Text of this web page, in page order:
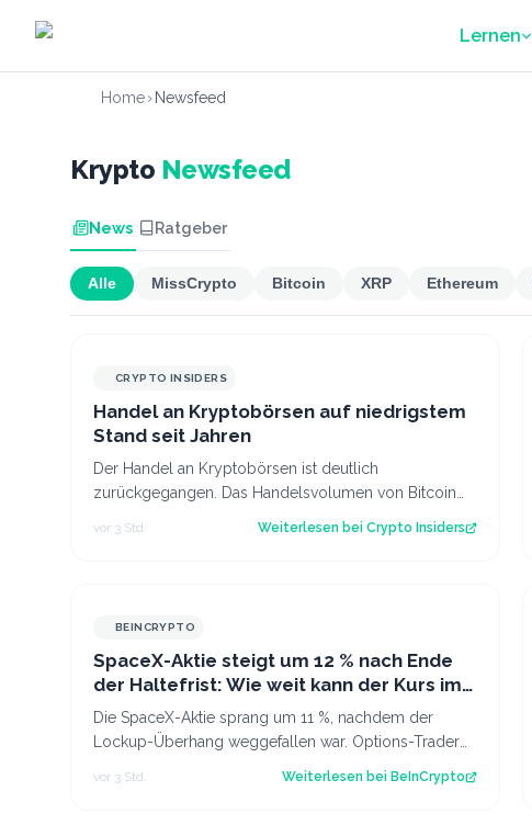
Lernen
Home› Newsfeed
Krypto Newsfeed
News Ratgeber
Alle MissCrypto Bitcoin XRP Ethereum
CRYPTO INSIDERS
Handel an Kryptobörsen auf niedrigstem
Stand seit Jahren
Der Handel an Kryptobörsen ist deutlich
zurückgegangen. Das Handelsvolumen von Bitcoin
vor 3 Std. Weiterlesen bei Crypto Insiders
BEINCRYPTO
SpaceX-Aktie steigt um 12 % nach Ende
der Haltefrist: Wie weit kann der Kurs im
August noch steigen?
Die SpaceX-Aktie sprang um 11 %, nachdem der
Lockup-Überhang weggefallen war. Options-Trader
vor 3 Std. Weiterlesen bei BeInCrypto